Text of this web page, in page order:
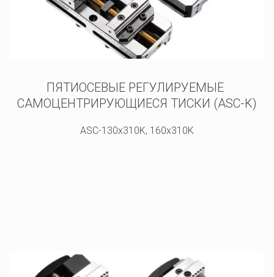
ПЯТИОСЕВЫЕ РЕГУЛИРУЕМЫЕ
САМОЦЕНТРИРУЮЩИЕСЯ ТИСКИ (ASC-K)
ASC-130x310K, 160x310K